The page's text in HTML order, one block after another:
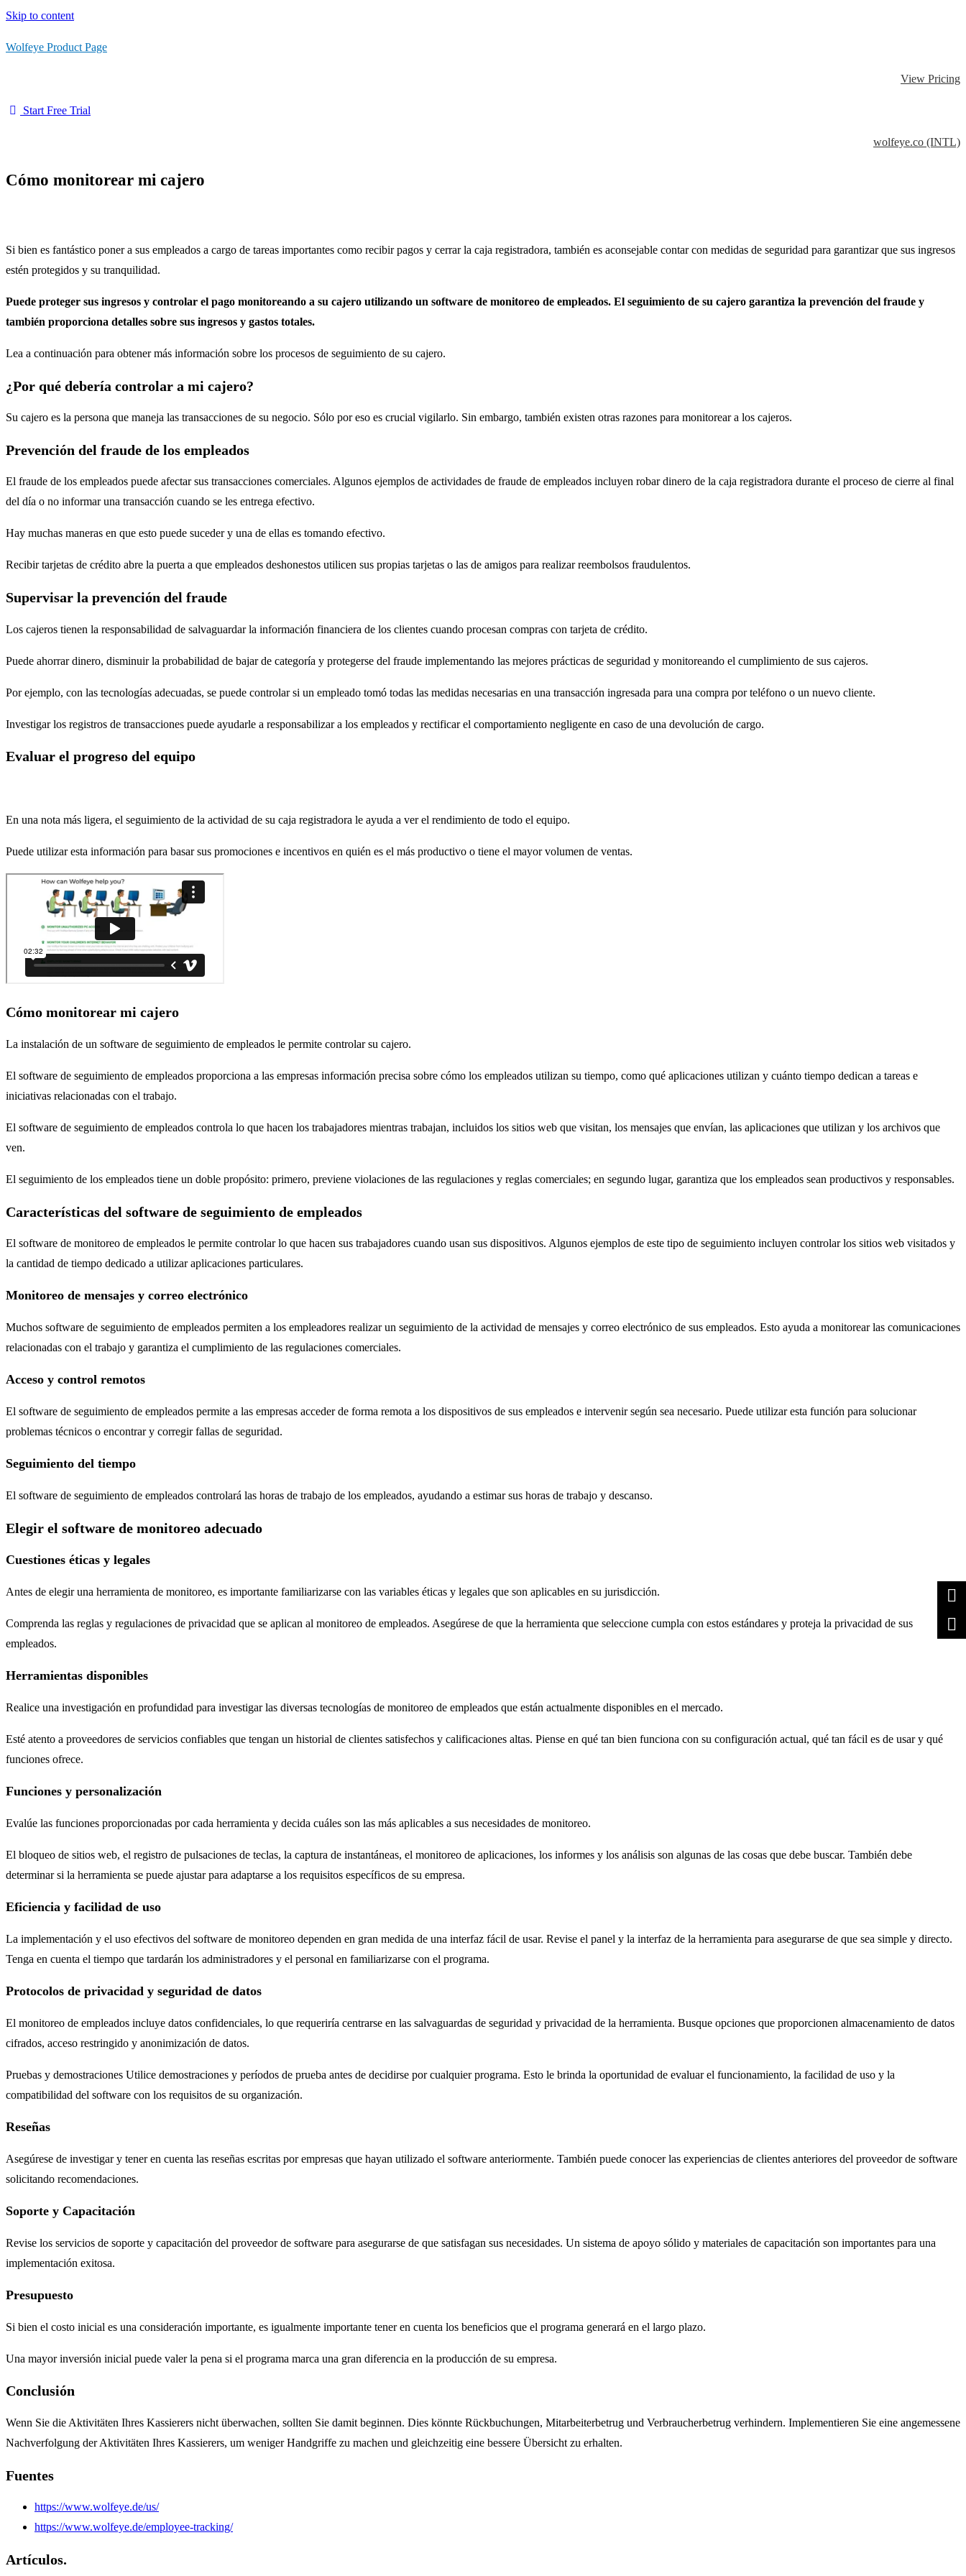
Skip to content
Wolfeye Product Page
View Pricing
Start Free Trial
wolfeye.co (INTL)
Cómo monitorear mi cajero
Si bien es fantástico poner a sus empleados a cargo de tareas importantes como recibir pagos y cerrar la caja registradora, también es aconsejable contar con medidas de seguridad para garantizar que sus ingresos
estén protegidos y su tranquilidad.
Puede proteger sus ingresos y controlar el pago monitoreando a su cajero utilizando un software de monitoreo de empleados. El seguimiento de su cajero garantiza la prevención del fraude y
también proporciona detalles sobre sus ingresos y gastos totales.
Lea a continuación para obtener más información sobre los procesos de seguimiento de su cajero.
¿Por qué debería controlar a mi cajero?
Su cajero es la persona que maneja las transacciones de su negocio. Sólo por eso es crucial vigilarlo. Sin embargo, también existen otras razones para monitorear a los cajeros.
Prevención del fraude de los empleados
El fraude de los empleados puede afectar sus transacciones comerciales. Algunos ejemplos de actividades de fraude de empleados incluyen robar dinero de la caja registradora durante el proceso de cierre al final
del día o no informar una transacción cuando se les entrega efectivo.
Hay muchas maneras en que esto puede suceder y una de ellas es tomando efectivo.
Recibir tarjetas de crédito abre la puerta a que empleados deshonestos utilicen sus propias tarjetas o las de amigos para realizar reembolsos fraudulentos.
Supervisar la prevención del fraude
Los cajeros tienen la responsabilidad de salvaguardar la información financiera de los clientes cuando procesan compras con tarjeta de crédito.
Puede ahorrar dinero, disminuir la probabilidad de bajar de categoría y protegerse del fraude implementando las mejores prácticas de seguridad y monitoreando el cumplimiento de sus cajeros.
Por ejemplo, con las tecnologías adecuadas, se puede controlar si un empleado tomó todas las medidas necesarias en una transacción ingresada para una compra por teléfono o un nuevo cliente.
Investigar los registros de transacciones puede ayudarle a responsabilizar a los empleados y rectificar el comportamiento negligente en caso de una devolución de cargo.
Evaluar el progreso del equipo
En una nota más ligera, el seguimiento de la actividad de su caja registradora le ayuda a ver el rendimiento de todo el equipo.
Puede utilizar esta información para basar sus promociones e incentivos en quién es el más productivo o tiene el mayor volumen de ventas.
Cómo monitorear mi cajero
La instalación de un software de seguimiento de empleados le permite controlar su cajero.
El software de seguimiento de empleados proporciona a las empresas información precisa sobre cómo los empleados utilizan su tiempo, como qué aplicaciones utilizan y cuánto tiempo dedican a tareas e
iniciativas relacionadas con el trabajo.
El software de seguimiento de empleados controla lo que hacen los trabajadores mientras trabajan, incluidos los sitios web que visitan, los mensajes que envían, las aplicaciones que utilizan y los archivos que
ven.
El seguimiento de los empleados tiene un doble propósito: primero, previene violaciones de las regulaciones y reglas comerciales; en segundo lugar, garantiza que los empleados sean productivos y responsables.
Características del software de seguimiento de empleados
El software de monitoreo de empleados le permite controlar lo que hacen sus trabajadores cuando usan sus dispositivos. Algunos ejemplos de este tipo de seguimiento incluyen controlar los sitios web visitados y
la cantidad de tiempo dedicado a utilizar aplicaciones particulares.
Monitoreo de mensajes y correo electrónico
Muchos software de seguimiento de empleados permiten a los empleadores realizar un seguimiento de la actividad de mensajes y correo electrónico de sus empleados. Esto ayuda a monitorear las comunicaciones
relacionadas con el trabajo y garantiza el cumplimiento de las regulaciones comerciales.
Acceso y control remotos
El software de seguimiento de empleados permite a las empresas acceder de forma remota a los dispositivos de sus empleados e intervenir según sea necesario. Puede utilizar esta función para solucionar
problemas técnicos o encontrar y corregir fallas de seguridad.
Seguimiento del tiempo
El software de seguimiento de empleados controlará las horas de trabajo de los empleados, ayudando a estimar sus horas de trabajo y descanso.
Elegir el software de monitoreo adecuado
Cuestiones éticas y legales
Antes de elegir una herramienta de monitoreo, es importante familiarizarse con las variables éticas y legales que son aplicables en su jurisdicción.
Comprenda las reglas y regulaciones de privacidad que se aplican al monitoreo de empleados. Asegúrese de que la herramienta que seleccione cumpla con estos estándares y proteja la privacidad de sus
empleados.
Herramientas disponibles
Realice una investigación en profundidad para investigar las diversas tecnologías de monitoreo de empleados que están actualmente disponibles en el mercado.
Esté atento a proveedores de servicios confiables que tengan un historial de clientes satisfechos y calificaciones altas. Piense en qué tan bien funciona con su configuración actual, qué tan fácil es de usar y qué
funciones ofrece.
Funciones y personalización
Evalúe las funciones proporcionadas por cada herramienta y decida cuáles son las más aplicables a sus necesidades de monitoreo.
El bloqueo de sitios web, el registro de pulsaciones de teclas, la captura de instantáneas, el monitoreo de aplicaciones, los informes y los análisis son algunas de las cosas que debe buscar. También debe
determinar si la herramienta se puede ajustar para adaptarse a los requisitos específicos de su empresa.
Eficiencia y facilidad de uso
La implementación y el uso efectivos del software de monitoreo dependen en gran medida de una interfaz fácil de usar. Revise el panel y la interfaz de la herramienta para asegurarse de que sea simple y directo.
Tenga en cuenta el tiempo que tardarán los administradores y el personal en familiarizarse con el programa.
Protocolos de privacidad y seguridad de datos
El monitoreo de empleados incluye datos confidenciales, lo que requeriría centrarse en las salvaguardas de seguridad y privacidad de la herramienta. Busque opciones que proporcionen almacenamiento de datos
cifrados, acceso restringido y anonimización de datos.
Pruebas y demostraciones Utilice demostraciones y períodos de prueba antes de decidirse por cualquier programa. Esto le brinda la oportunidad de evaluar el funcionamiento, la facilidad de uso y la
compatibilidad del software con los requisitos de su organización.
Reseñas
Asegúrese de investigar y tener en cuenta las reseñas escritas por empresas que hayan utilizado el software anteriormente. También puede conocer las experiencias de clientes anteriores del proveedor de software
solicitando recomendaciones.
Soporte y Capacitación
Revise los servicios de soporte y capacitación del proveedor de software para asegurarse de que satisfagan sus necesidades. Un sistema de apoyo sólido y materiales de capacitación son importantes para una
implementación exitosa.
Presupuesto
Si bien el costo inicial es una consideración importante, es igualmente importante tener en cuenta los beneficios que el programa generará en el largo plazo.
Una mayor inversión inicial puede valer la pena si el programa marca una gran diferencia en la producción de su empresa.
Conclusión
Wenn Sie die Aktivitäten Ihres Kassierers nicht überwachen, sollten Sie damit beginnen. Dies könnte Rückbuchungen, Mitarbeiterbetrug und Verbraucherbetrug verhindern. Implementieren Sie eine angemessene
Nachverfolgung der Aktivitäten Ihres Kassierers, um weniger Handgriffe zu machen und gleichzeitig eine bessere Übersicht zu erhalten.
Fuentes
https://www.wolfeye.de/us/
https://www.wolfeye.de/employee-tracking/
Artículos.